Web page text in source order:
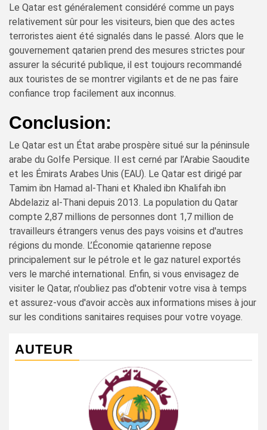
Le Qatar est généralement considéré comme un pays
relativement sûr pour les visiteurs, bien que des actes
terroristes aient été signalés dans le passé. Alors que le
gouvernement qatarien prend des mesures strictes pour
assurer la sécurité publique, il est toujours recommandé
aux touristes de se montrer vigilants et de ne pas faire
confiance trop facilement aux inconnus.
Conclusion:
Le Qatar est un État arabe prospère situé sur la péninsule
arabe du Golfe Persique. Il est cerné par l’Arabie Saoudite
et les Émirats Arabes Unis (EAU). Le Qatar est dirigé par
Tamim ibn Hamad al-Thani et Khaled ibn Khalifah ibn
Abdelaziz al-Thani depuis 2013. La population du Qatar
compte 2,87 millions de personnes dont 1,7 million de
travailleurs étrangers venus des pays voisins et d'autres
régions du monde. L’Économie qatarienne repose
principalement sur le pétrole et le gaz naturel exportés
vers le marché international. Enfin, si vous envisagez de
visiter le Qatar, n'oubliez pas d'obtenir votre visa à temps
et assurez-vous d'avoir accès aux informations mises à jour
sur les conditions sanitaires requises pour votre voyage.
AUTEUR